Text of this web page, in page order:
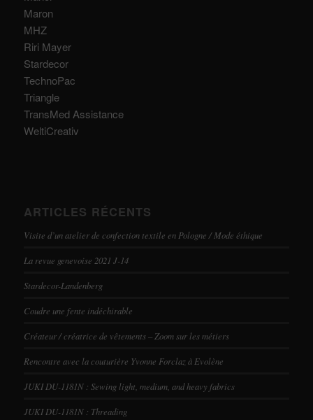
Maron
MHZ
Riri Mayer
Stardecor
TechnoPac
Triangle
TransMed Assistance
WeltiCreativ
ARTICLES RÉCENTS
Visite d’un atelier de confection textile en Pologne / Mode éthique
La revue genevoise 2021 J-14
Stardecor-Landenberg
Coudre une fente indéchirable
Créateur / créatrice de vêtements – Zoom sur les métiers
Rencontre avec la couturière Yvonne Forclaz à Evolène
JUKI DU-1181N : Sewing light, medium, and heavy fabrics
JUKI DU-1181N : Threading